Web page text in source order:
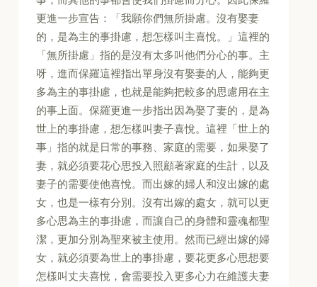
更進一步宣告：「我願你們無所掛慮。沒有娶妻
的，是為主的事掛慮，想怎樣叫主喜悅。」這裡的
「無所掛慮」指的是沒有太多叫他們分心的事。主
呀，進而保羅這裡指出單身沒有娶妻的人，能夠更
多為主的事掛慮，也就是能夠把較多的思慮用在主
的事上面。保羅更進一步指出因為娶了妻的，是為
世上的事掛慮，想怎樣叫妻子喜悅。這裡「世上的
事」指的就是日常的事務、家庭的需要，如果娶了
妻，就必須要花心思投入照顧著家庭的生計，以及
妻子的需要使他喜悅。而出嫁的婦人和沒出嫁的處
女，也是一樣有分別。沒有出嫁的處女，就可以更
多心思為主的事掛慮，而讓自己的身體和靈魂都聖
潔，更加分別為聖來被主使用。然而已經出嫁的婦
女，就必須要為世上的事掛慮，要花更多心思想要
怎樣叫丈夫喜悅，會需要投入更多心力在維護夫妻